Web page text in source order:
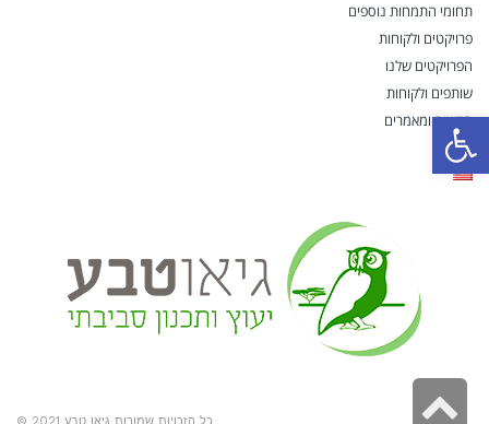
פתח סרגל נגישות
תחומי התמחות נוספים
פרויקטים ולקוחות
הפרויקטים שלנו
שותפים ולקוחות
חדשות ומאמרים
דרושים
גלילה